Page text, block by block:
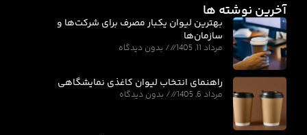
آخرین نوشته ها
بهترین لیوان یکبار مصرف برای شرکت‌ها و
سازمان‌ها
مرداد 11, 1405 بدون دیدگاه
راهنمای انتخاب لیوان کاغذی نمایشگاهی
مرداد 6, 1405 بدون دیدگاه